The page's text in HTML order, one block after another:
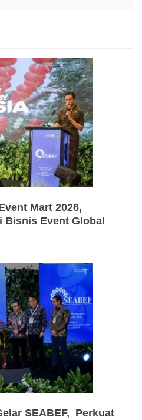
Mart 2026,
Bisnis Event Global
SEABEF, Perkuat